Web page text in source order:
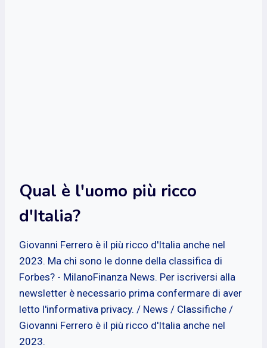
Qual è l'uomo più ricco
d'Italia?
Giovanni Ferrero è il più ricco d'Italia anche nel
2023. Ma chi sono le donne della classifica di
Forbes? - MilanoFinanza News. Per iscriversi alla
newsletter è necessario prima confermare di aver
letto l'informativa privacy. / News / Classifiche /
Giovanni Ferrero è il più ricco d'Italia anche nel
2023.